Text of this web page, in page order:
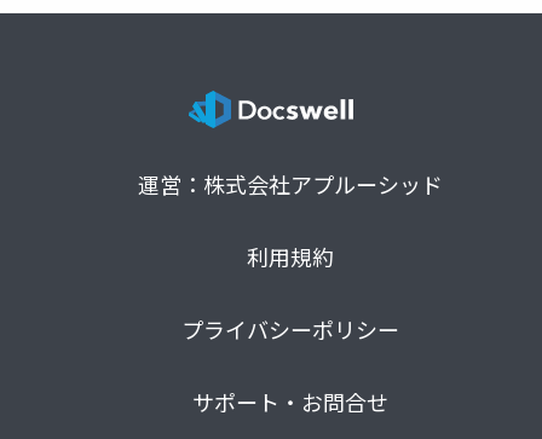
運営：株式会社アプルーシッド
利用規約
プライバシーポリシー
サポート・お問合せ